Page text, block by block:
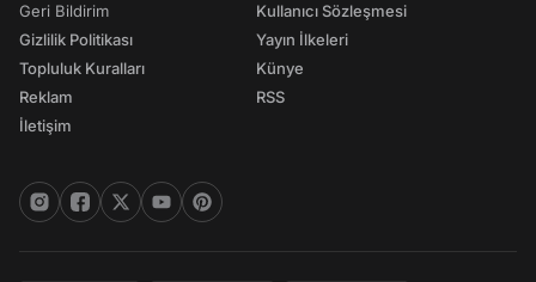
Geri Bildirim
Gizlilik Politikası
Topluluk Kuralları
Reklam
İletişim
Kullanıcı Sözleşmesi
Yayın İlkeleri
Künye
RSS